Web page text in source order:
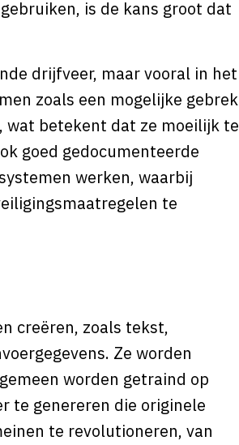
is de kans groot dat
drijfveer, maar vooral in het
zoals een mogelijke gebrek
wat betekent dat ze moeilijk te
goed gedocumenteerde
werken, waarbij
te
creëren, zoals tekst,
Ze worden
worden getraind op
te genereren die originele
te revolutioneren, van